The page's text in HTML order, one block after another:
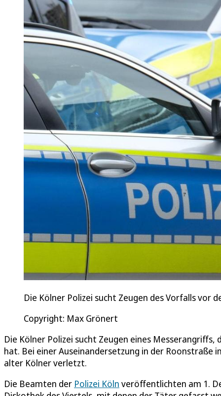
Die Kölner Polizei sucht Zeugen des Vorfalls vor
Copyright: Max Grönert
Die Kölner Polizei sucht Zeugen eines
hat. Bei einer Auseinandersetzung in der Roonstraße
alter Kölner verletzt.
Die Beamten der Polizei Köln veröffentlichten am 1.